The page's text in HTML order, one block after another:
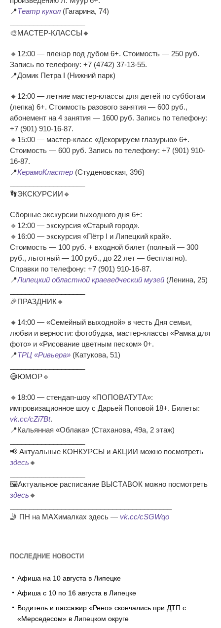
📍Театр кукол (Гагарина, 74)
🎨МАСТЕР-КЛАССЫ🔸
🔸12:00 — пленэр под дубом 6+. Стоимость — 250 руб.
Запись по телефону: +7 (4742) 37-13-55.
📍Домик Петра I (Нижний парк)
🔸12:00 — летние мастер-классы для детей по субботам
(лепка) 6+. Стоимость разового занятия — 600 руб.,
абонемент на 4 занятия — 1600 руб. Запись по телефону:
+7 (901) 910-16-87.
🔸15:00 — мастер-класс «Декорируем глазурью» 6+.
Стоимость — 600 руб. Запись по телефону: +7 (901) 910-
16-87.
📍КерамоКластер (Студеновская, 39б)
👣ЭКСКУРСИИ🔹
Сборные экскурсии выходного дня 6+:
🔹12:00 — экскурсия «Старый город».
🔹16:00 — экскурсия «Пётр I и Липецкий край».
Стоимость — 100 руб. + входной билет (полный — 300
руб., льготный — 100 руб., до 22 лет — бесплатно).
Справки по телефону: +7 (901) 910-16-87.
📍Липецкий областной краеведческий музей (Ленина, 25)
🎉ПРАЗДНИК🔸
🔸14:00 — «Семейный выходной» в честь Дня семьи,
любви и верности: фотобудка, мастер-классы «Рамка для
фото» и «Рисование цветным песком» 0+.
📍ТРЦ «Ривьера» (Катукова, 51)
😄ЮМОР🔹
🔹18:00 — стендап-шоу «ПОПОВАТУТА»:
импровизационное шоу с Дарьей Поповой 18+. Билеты:
vk.cc/cZi7Bt.
📍Кальянная «Облака» (Стаханова, 49а, 2 этаж)
📢 Актуальные КОНКУРСЫ и АКЦИИ можно посмотреть
здесь🔸
🖼Актуальное расписание ВЫСТАВОК можно посмотреть
здесь🔹
🤳 ПН на MAXималках здесь — vk.cc/cSGWqo
ПОСЛЕДНИЕ НОВОСТИ
Афиша на 10 августа в Липецке
Афиша с 10 по 16 августа в Липецке
Водитель и пассажир «Рено» скончались при ДТП с
«Мерседесом» в Липецком округе